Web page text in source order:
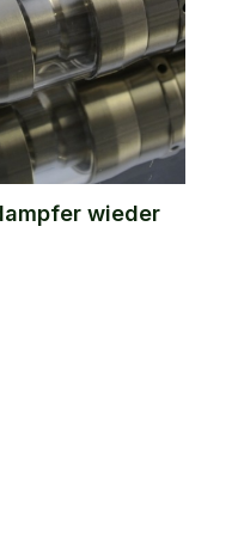
wieder